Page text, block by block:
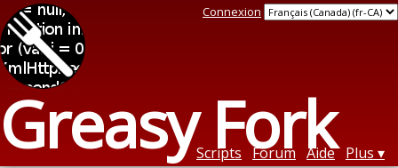
Greasy Fork
Connexion
Scripts Forum Aide Plus